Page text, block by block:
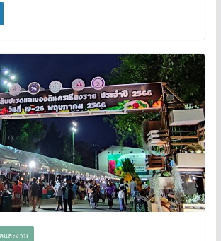
และงาน